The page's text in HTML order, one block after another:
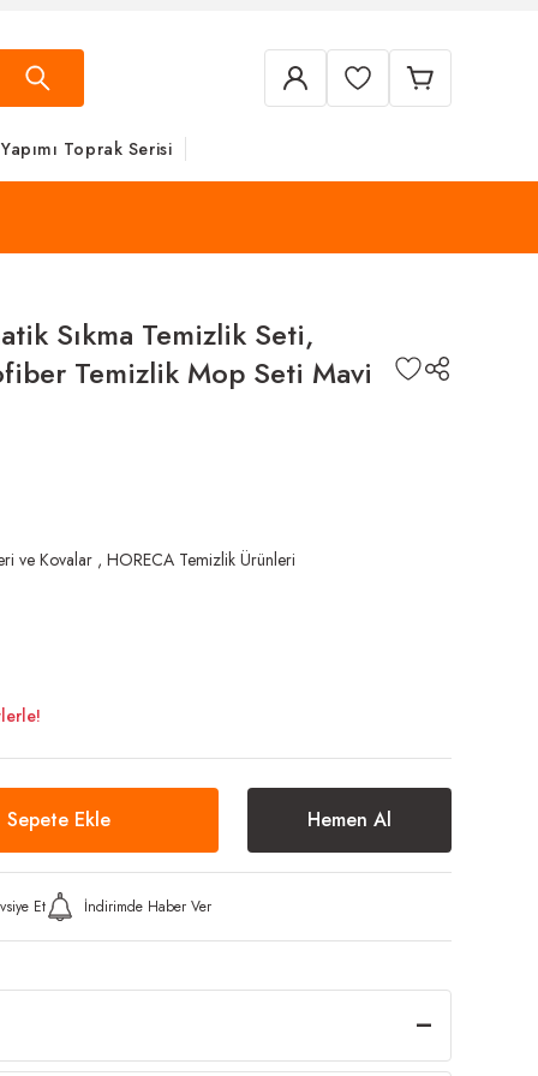
Toprak Serisi
Sıkma Temizlik Seti,
Temizlik Mop Seti Mavi
ve Kovalar , HORECA Temizlik Ürünleri
Sepete Ekle Hemen Al
Et İndirimde Haber Ver